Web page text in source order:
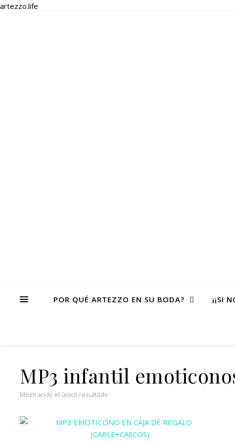
artezzo.life
POR QUÉ ARTEZZO EN SU BODA? ¡¡SI
MP3 infantil
Mostrando el único resultado